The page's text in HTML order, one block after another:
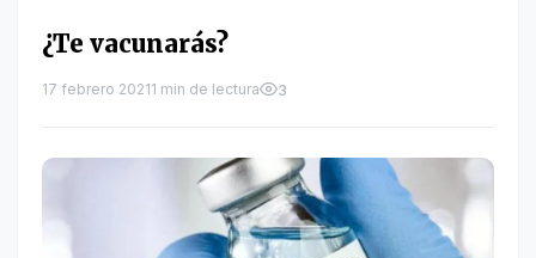
¿Te vacunarás?
17 febrero 20211 min de lectura 3